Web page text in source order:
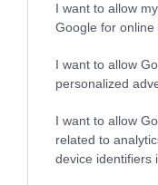
I want to allow
Google for online
I want to allow
personalized
I want to allow
related to
device identifiers